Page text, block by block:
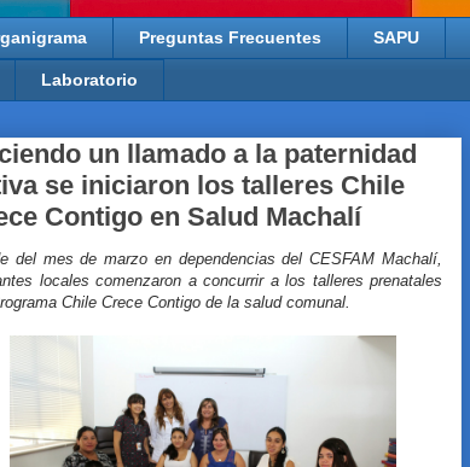
Preguntas Frecuentes SAPU
Laboratorio
un llamado a la paternidad
se iniciaron los talleres Chile
Contigo en Salud Machalí
del mes de marzo en dependencias del CESFAM Machalí,
locales comenzaron a concurrir a los talleres prenatales
Chile Crece Contigo de la salud comunal.